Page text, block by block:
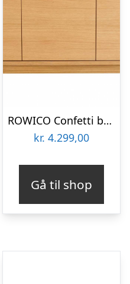
ROWICO Confetti bænk – olieret eg/sort stofhynde, m. 3 skuffer
kr. 4.299,00
Gå til shop